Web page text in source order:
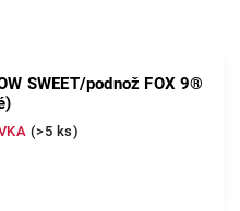
SWEET/podnož FOX 9®
(>5 ks)